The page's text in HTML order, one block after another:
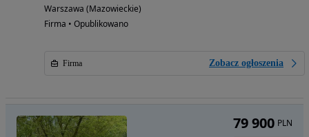
Warszawa (Mazowieckie)
Firma • Opublikowano
Firma Zobacz ogłoszenia
79 900 PLN